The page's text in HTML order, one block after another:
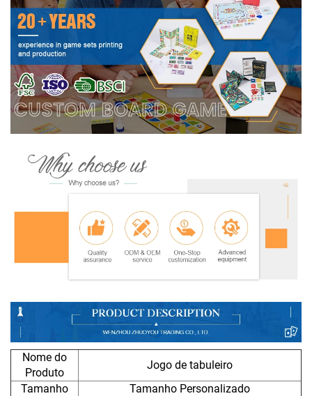
Nome do
Produto
Jogo de tabuleiro
Tamanho
Tamanho Personalizado